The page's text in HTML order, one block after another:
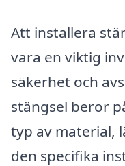
Att installera
vara en viktig
säkerhet och
stängsel beror
typ av material,
den specifika